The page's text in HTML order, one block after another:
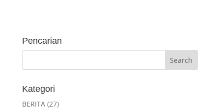
Pencarian
Kategori
BERITA(27)